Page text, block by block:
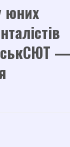
юних
—